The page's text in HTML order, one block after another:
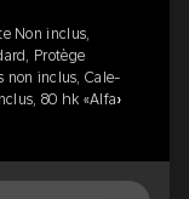
Non inclus,
Protège
non inclus, Cale-
80 hk «Alfa»